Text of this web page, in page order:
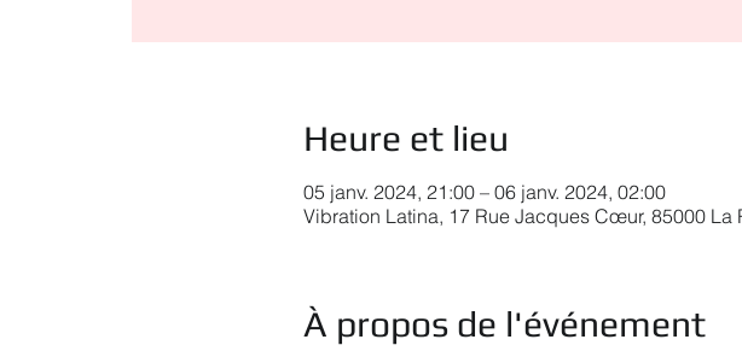
Heure et lieu
05 janv. 2024, 21:00 – 06 janv. 2024, 02:00
Vibration Latina, 17 Rue Jacques Cœur, 85000 La
À propos de l'événement